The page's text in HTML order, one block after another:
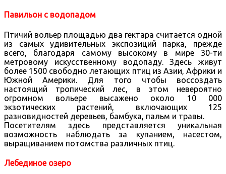
Павильон с водопадом
Птичий вольер площадью два гектара считается одной
из самых удивительных экспозиций парка, прежде
всего, благодаря самому высокому в мире 30-ти
метровому искусственному водопаду. Здесь живут
более 1500 свободно летающих птиц из Азии, Африки и
Южной Америки. Для того чтобы воссоздать
настоящий тропический лес, в этом невероятно
огромном вольере высажено около 10 000
экзотических растений, включающих 125
разновидностей деревьев, бамбука, пальм и травы.
Посетителям здесь представляется уникальная
возможность наблюдать за купанием, насестом,
выращиванием потомства различных птиц.
Лебединое озеро